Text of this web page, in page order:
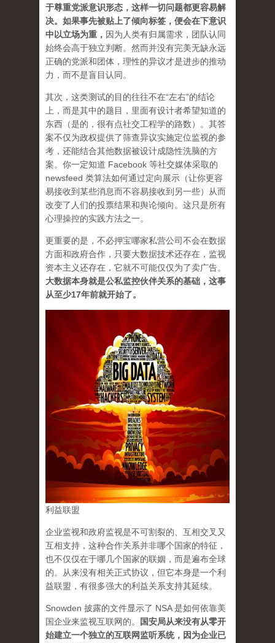
于尊重党派意识形态，这样一切问题都更容易解
决。如果事先被贴上了倾向标签，便会在下意识
中以立场为重 ， 因为人类有归属需求，团队认同
始终会高于独立判断。然而并没有完美无缺永远
正确的党派和团体，理性的异议才是进步的推动
力，而不是盲目认同。
其次，这类测试的目的往往不在“左右”的结论
上，而是其中的题目，里面有设计者希望知道的
东西（是的，很有点社交工程学的路数）。其答
案不仅为政权提供了筛查异议实施定位监视的参
考，还能结合其他数据被设计成隐性洗脑的方
案。你一定知道 Facebook 等社交媒体采取的
newsfeed 类算法如何通过定向展示（让你更容
易接收到某些消息而不容易接收到另一些）从而
改变了人们的投票结果和舆论倾向。这只是所有
心理操控的实践方法之一。
更重要的是，不必押宝哪家私营公司不会在数据
方面和政府合作，只要大数据技术还存在，监视
资本主义还存在，它就不可能仅仅为了卖广告。
大数据本身就是公私监控伙伴关系的基础，这事
从至少17年前就开始了。
利益联盟
企业监视和政府监视是不可割裂的、互相交叉又
互相支持，这种合作关系并非哪个国家的特征，
也不仅仅在于哪几个国家的联姻，而是遍布全球
的。从来没有相关正式协议，但它本身是一个利
益联盟，有很多强大的利益关系支持其延续。
Snowden 披露的文件显示了 NSA 是如何依靠美
国企业来监视互联网的。
国安局从来没有从零开
始建立一个独立的互联网监听系统，因为企业已